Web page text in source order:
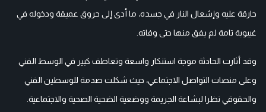
حارقة عليه وإشعال النار في جسده، ما أدى إلى حروق عميقة ودخوله في
غيبوبة تامة لم يفق منها حتى وفاته.
وقد أثارت الحادثة موجة استنكار واسعة وتعاطف كبير في الوسط الفني
وعلى منصات التواصل الاجتماعي، حيث شكلت صدمة للوسطين الفني
والحقوقي نظرا لبشاعة الجريمة ووضعية الضحية الصحية والاجتماعية.